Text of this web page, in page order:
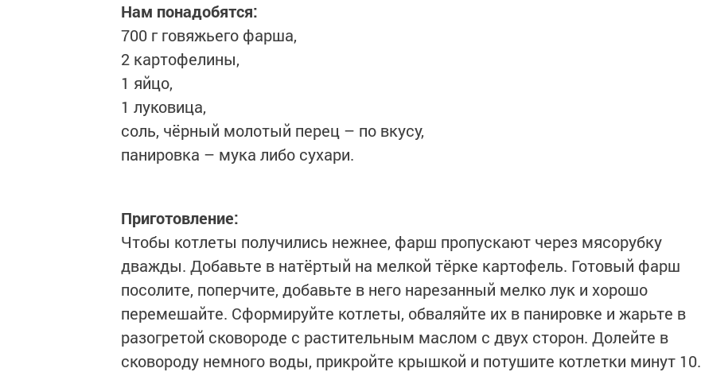
Нам понадобятся:
700 г говяжьего фарша,
2 картофелины,
1 яйцо,
1 луковица,
соль, чёрный молотый перец – по вкусу,
панировка – мука либо сухари.
Приготовление:
Чтобы котлеты получились нежнее, фарш пропускают через мясорубку
дважды. Добавьте в натёртый на мелкой тёрке картофель. Готовый фарш
посолите, поперчите, добавьте в него нарезанный мелко лук и хорошо
перемешайте. Сформируйте котлеты, обваляйте их в панировке и жарьте в
разогретой сковороде с растительным маслом с двух сторон. Долейте в
сковороду немного воды, прикройте крышкой и потушите котлетки минут 10.